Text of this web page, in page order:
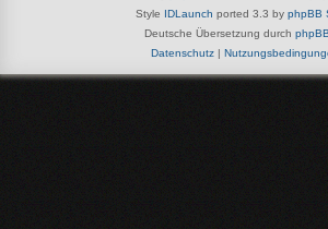
Style IDLaunch ported 3.3 by phpBB
Deutsche Übersetzung durch
Datenschutz|